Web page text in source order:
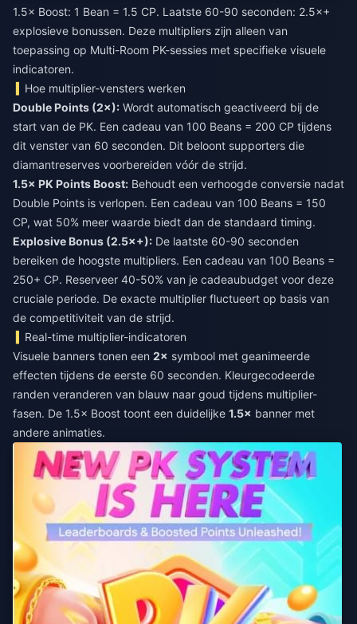
1.5× Boost: 1 Bean = 1.5 CP. Laatste 60-90 seconden: 2.5×+
explosieve bonussen. Deze multipliers zijn alleen van
toepassing op Multi-Room PK-sessies met specifieke visuele
indicatoren.
Hoe multiplier-vensters werken
Double Points (2×): Wordt automatisch geactiveerd bij de
start van de PK. Een cadeau van 100 Beans = 200 CP tijdens
dit venster van 60 seconden. Dit beloont supporters die
diamantreserves voorbereiden vóór de strijd.
1.5× PK Points Boost: Behoudt een verhoogde conversie nadat
Double Points is verlopen. Een cadeau van 100 Beans = 150
CP, wat 50% meer waarde biedt dan de standaard timing.
Explosive Bonus (2.5×+): De laatste 60-90 seconden
bereiken de hoogste multipliers. Een cadeau van 100 Beans =
250+ CP. Reserveer 40-50% van je cadeaubudget voor deze
cruciale periode. De exacte multiplier fluctueert op basis van
de competitiviteit van de strijd.
Real-time multiplier-indicatoren
Visuele banners tonen een 2× symbool met geanimeerde
effecten tijdens de eerste 60 seconden. Kleurgecodeerde
randen veranderen van blauw naar goud tijdens multiplier-
fasen. De 1.5× Boost toont een duidelijke 1.5× banner met
andere animaties.